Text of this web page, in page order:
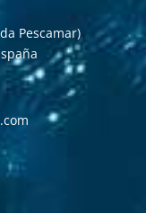
Pescamar)